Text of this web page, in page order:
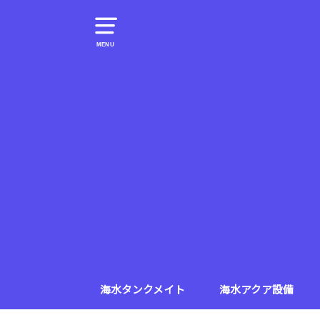
MENU
海水タンクメイト 海水アクア設備